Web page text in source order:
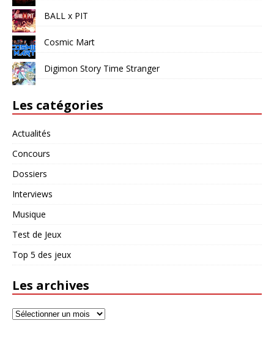
BALL x PIT
Cosmic Mart
Digimon Story Time Stranger
Les catégories
Actualités
Concours
Dossiers
Interviews
Musique
Test de Jeux
Top 5 des jeux
Les archives